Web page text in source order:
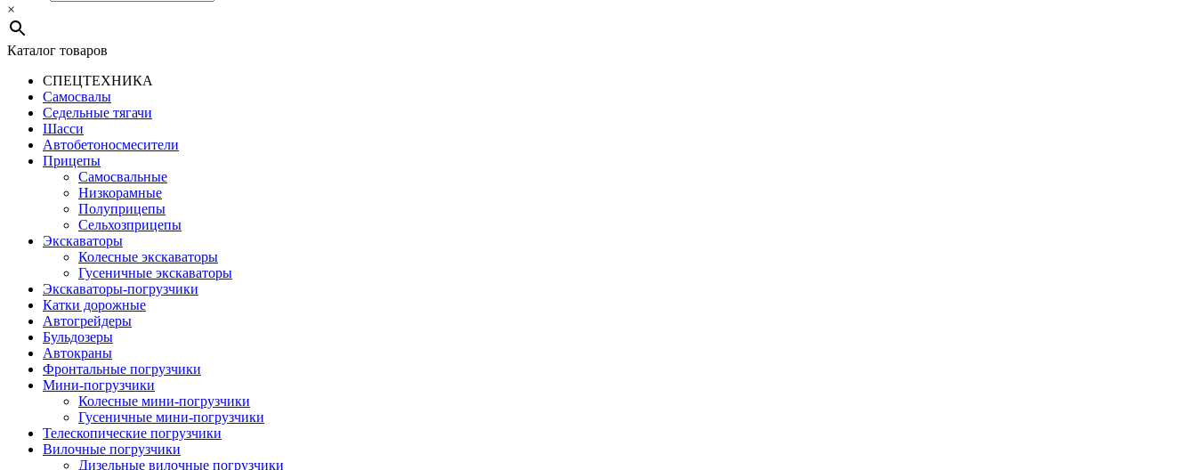
×
Каталог товаров
СПЕЦТЕХНИКА
Самосвалы
Седельные тягачи
Шасси
Автобетоно­смесители
Прицепы
Самосвальные
Низкорамные
Полуприцепы
Сельхозприцепы
Экскаваторы
Колесные экскаваторы
Гусеничные экскаваторы
Экскаваторы-погрузчики
Катки дорожные
Автогрейдеры
Бульдозеры
Автокраны
Фронтальные погрузчики
Мини-погрузчики
Колесные мини-погрузчики
Гусеничные мини-погрузчики
Телескопические погрузчики
Вилочные погрузчики
Дизельные вилочные погрузчики